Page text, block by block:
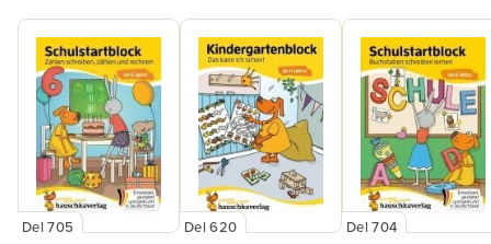
Del 705 Del 620 Del 704